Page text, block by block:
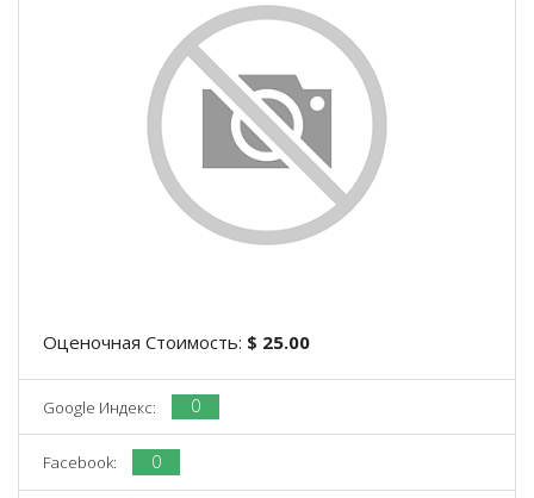
Оценочная Стоимость: $ 25.00
Google Индекс: 0
Facebook: 0